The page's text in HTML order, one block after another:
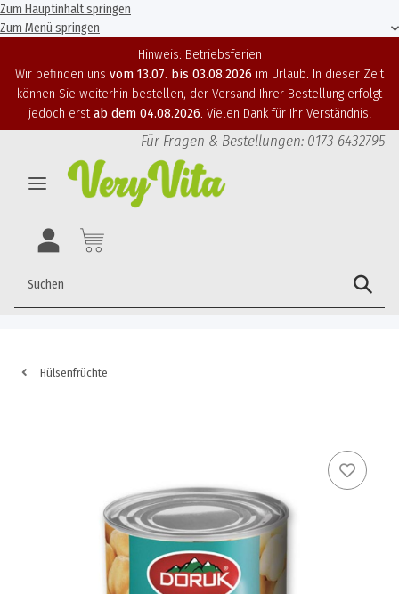
Zum Hauptinhalt springen
Zum Menü springen
Hinweis: Betriebsferien
Wir befinden uns vom 13.07. bis 03.08.2026 im Urlaub. In dieser Zeit
können Sie weiterhin bestellen, der Versand Ihrer Bestellung erfolgt
jedoch erstab dem 04.08.2026. Vielen Dank für Ihr Verständnis!
Für Fragen & Bestellungen: 0173 6432795
Hülsenfrüchte